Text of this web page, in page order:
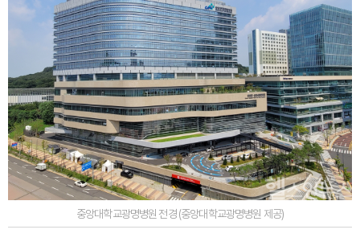
중앙대학교광명병원 전경 (중앙대학교광명병원 제공)